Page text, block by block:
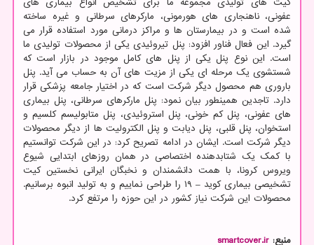
عفونی، ناهنجاری های هورمونی، مارکرهای سرطانی و غیره ساخته
شده است و در بیمارستان ها و مراکز درمانی مورد استفاده قرار می
گیرد. این فعال فناور افزود: پنل تیروئیدی یکی از محصولات تولیدی ما
است. این نوع پنل یکی از پنل های کامل موجود در بازار است که
شستشوی یک مرحله ای یکی از مزیت های آن به حساب می آید. پنل
باروری هم محصول دیگر شرکت است که در اختیار جامعه پزشکی قرار
دارد. تاجدین همینطور بیان نمود: پنل مارکرهای سرطانی، پنل بیماری
های عفونی، پنل کم خونی، پنل استروئیدی، پنل متابولیسم کلسیم و
استخوان، پنل قلبی، پنل دیابت و پنل الکترولیت ها از دیگر محصولات
دیگر شرکت است. ایشان در ادامه تصریح کرد: در این شرکت توانستیم
با کمک یک شتابدهنده اختصاصی در همان روزهای ابتدایی شیوع
ویروس کرونا، با همت دانشمندان و نخبگان ایرانی نخستین کیت
تشخیصی بیماری کوید – ۱۹ را طراحی نماییم و به تولید انبوه برسانیم.
محصولات این شرکت نیاز کشور در این حوزه را مرتفع کرد.
منبع: smartcover.ir